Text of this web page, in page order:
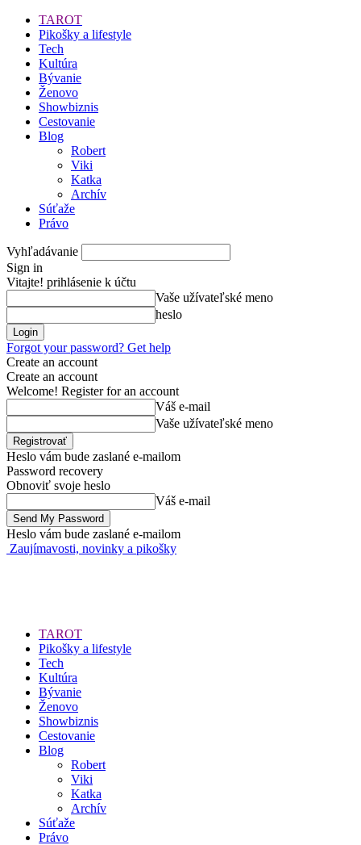
TAROT
Pikošky a lifestyle
Tech
Kultúra
Bývanie
Ženovo
Showbiznis
Cestovanie
Blog
Robert
Viki
Katka
Archív
Súťaže
Právo
Vyhľadávanie
Sign in
Vitajte! prihlásenie k účtu
Vaše užívateľské meno
heslo
Forgot your password? Get help
Create an account
Create an account
Welcome! Register for an account
Váš e-mail
Vaše užívateľské meno
Heslo vám bude zaslané e-mailom
Password recovery
Obnoviť svoje heslo
Váš e-mail
Heslo vám bude zaslané e-mailom
Zaujímavosti, novinky a pikošky
TAROT
Pikošky a lifestyle
Tech
Kultúra
Bývanie
Ženovo
Showbiznis
Cestovanie
Blog
Robert
Viki
Katka
Archív
Súťaže
Právo